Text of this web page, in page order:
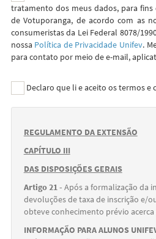
tratamento dos meus dados, para fins
de Votuporanga, de acordo com as
consumeristas da Lei Federal 8078/
nossa Política de Privacidade Unifev.
para contato por meio de e-mail,
Declaro que li e aceito os termos
REGULAMENTO DA EXTENSÃO
CAPÍTULO III
DAS DISPOSIÇÕES GERAIS
Artigo 21 - Após a formalização da
devoluções de taxa de inscrição e/
obteve conhecimento prévio
INFORMAÇÃO PARA ALUNOS